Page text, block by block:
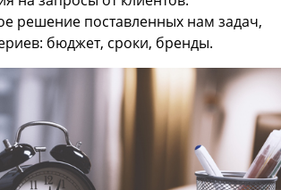
решение поставленных нам задач,
бюджет, сроки, бренды.